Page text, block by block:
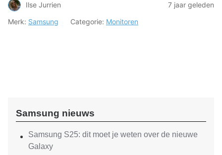
Ilse Jurrien
7 jaar geleden
Merk: Samsung Categorie: Monitoren
Samsung nieuws
Samsung S25: dit moet je weten over de nieuwe
Galaxy